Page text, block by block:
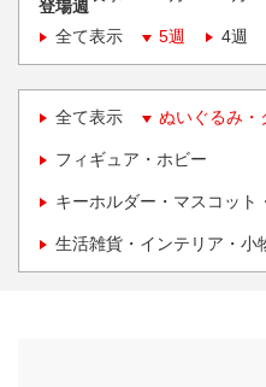
登場週
全て表示
5週 4週
全て表示 ぬいぐるみ・
フィギュア・ホビー
キーホルダー・マスコット
生活雑貨・インテリア・小